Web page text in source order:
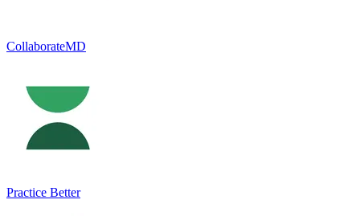
CollaborateMD
Practice Better